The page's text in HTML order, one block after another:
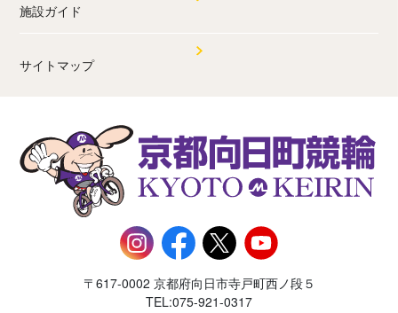
施設ガイド
サイトマップ
〒617-0002 京都府向日市寺戸町西ノ段５
TEL:075-921-0317